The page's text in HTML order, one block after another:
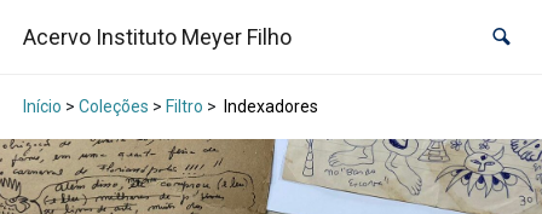
Acervo Instituto Meyer Filho
Início > Coleções > Filtro > Indexadores